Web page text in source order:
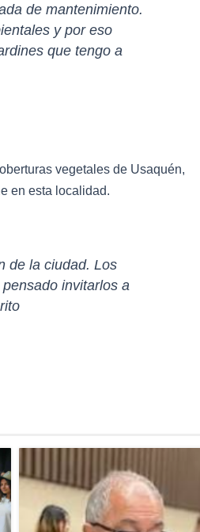
de mantenimiento.
y por eso
que tengo a
vegetales de Usaquén,
en esta localidad.
de la ciudad. Los
invitarlos a